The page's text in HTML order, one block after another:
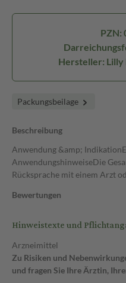
PZN:
Hersteller: Lilly
Packungsbeilage
Beschreibung
Anwendung &amp;
AnwendungshinweiseDie
Rücksprache mit einem Arzt
Bewertungen
Hinweistexte und
Arzneimittel
Zu Risiken und
und fragen Sie Ihre Ärztin,